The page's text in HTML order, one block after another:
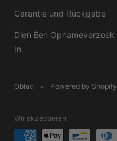
Garantie und Rückgabe
Dien Een Opnameverzoek
In
Oblac Powered by Shopify
Wir akzeptieren